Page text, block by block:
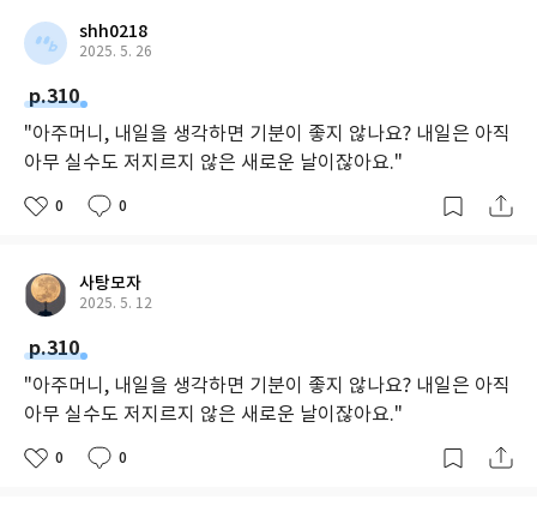
shh0218
2025. 5. 26
p.310
"아주머니, 내일을 생각하면 기분이 좋지 않나요? 내일은 아직
아무 실수도 저지르지 않은 새로운 날이잖아요."
0 0
사탕모자
2025. 5. 12
p.310
"아주머니, 내일을 생각하면 기분이 좋지 않나요? 내일은 아직
아무 실수도 저지르지 않은 새로운 날이잖아요."
0 0